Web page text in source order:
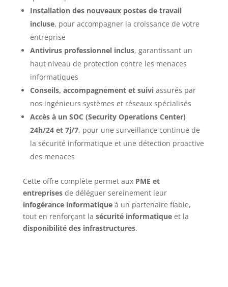
Installation des nouveaux postes de travail
incluse, pour accompagner la croissance de votre
entreprise
Antivirus professionnel inclus, garantissant un
haut niveau de protection contre les menaces
informatiques
Conseils, accompagnement et suiviassurés par
nos ingénieurs systèmes et réseaux spécialisés
Accès à un SOC (Security Operations Center)
24h/24 et 7j/7, pour une surveillance continue de
la sécurité informatique et une détection proactive
des menaces
Cette offre complète permet aux PME et
entreprisesde déléguer sereinement leur
infogérance informatiqueà un partenaire fiable,
tout en renforçant la sécurité informatiqueet la
disponibilité des infrastructures.